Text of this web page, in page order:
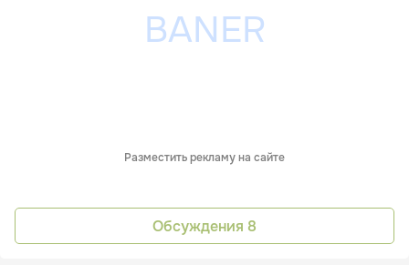
Разместить рекламу на сайте
Обсуждения 8